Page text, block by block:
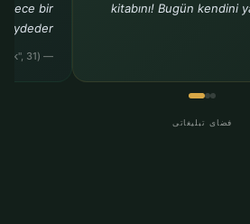
kitabını! Bugün kendini
bir
— (Buhârî, "Rikâk", 31)
فضای تبلیغاتی